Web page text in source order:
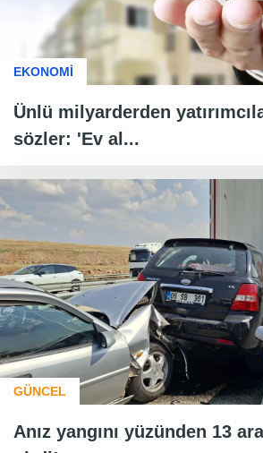
EKONOMİ
Ünlü milyarderden
sözler: 'Ev al...
GÜNCEL
Anız yangını yüzünden 13